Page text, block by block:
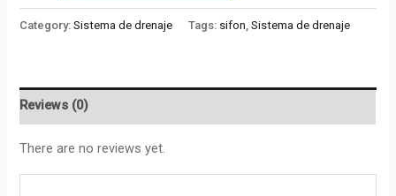
Category:Sistema de drenaje Tags: sifon ,Sistema de drenaje
Reviews (0)
There are no reviews yet.